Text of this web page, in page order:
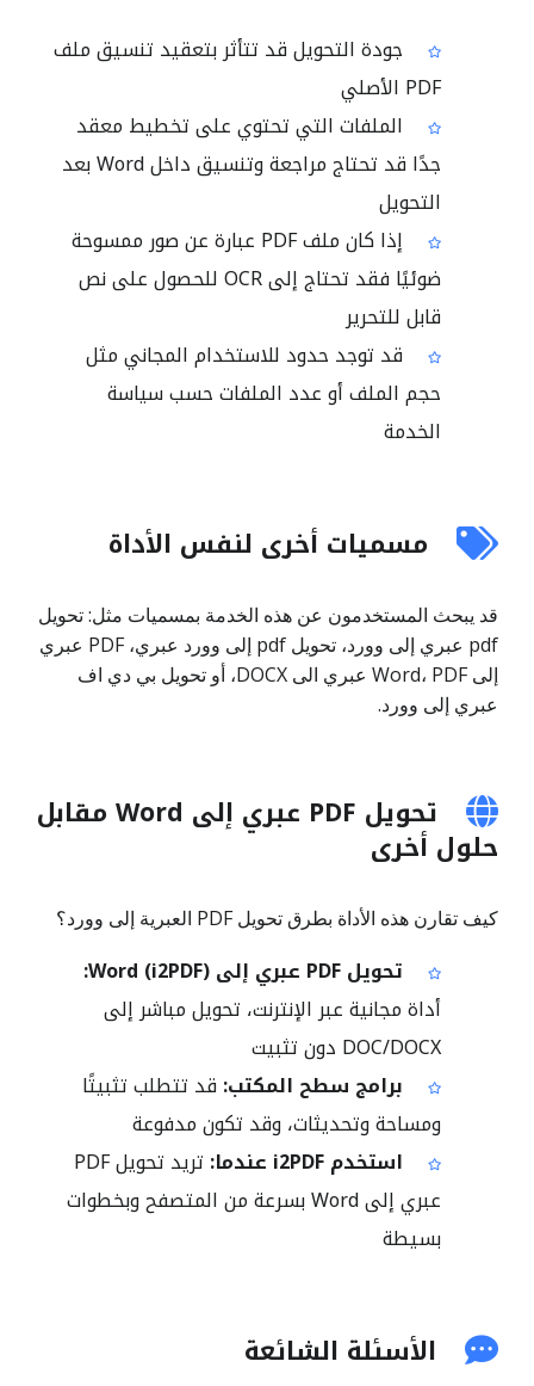
جودة التحويل قد تتأثر بتعقيد تنسيق ملف
PDF الأصلي
الملفات التي تحتوي على تخطيط معقد
جدًا قد تحتاج مراجعة وتنسيق داخل Word بعد
التحويل
إذا كان ملف PDF عبارة عن صور ممسوحة
ضوئيًا فقد تحتاج إلى OCR للحصول على نص
قابل للتحرير
قد توجد حدود للاستخدام المجاني مثل
حجم الملف أو عدد الملفات حسب سياسة
الخدمة
مسميات أخرى لنفس الأداة
قد يبحث المستخدمون عن هذه الخدمة بمسميات مثل: تحويل
pdf عبري إلى وورد، تحويل pdf إلى وورد عبري، PDF عبري
إلى Word، PDF عبري الى DOCX، أو تحويل بي دي اف
عبري إلى وورد.
تحويل PDF عبري إلى Word مقابل
حلول أخرى
كيف تقارن هذه الأداة بطرق تحويل PDF العبرية إلى وورد؟
تحويل PDF عبري إلى Word (i2PDF):
أداة مجانية عبر الإنترنت، تحويل مباشر إلى
DOC/DOCX دون تثبيت
برامج سطح المكتب: قد تتطلب تثبيتًا
ومساحة وتحديثات، وقد تكون مدفوعة
استخدم i2PDF عندما:
تريد تحويل PDF
عبري إلى Word بسرعة من المتصفح وبخطوات
بسيطة
الأسئلة الشائعة